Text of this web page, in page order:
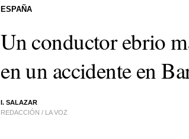
Un conductor ebrio
en un accidente en
I. SALAZAR
REDACCIÓN / LA VOZ
ESPAÑA